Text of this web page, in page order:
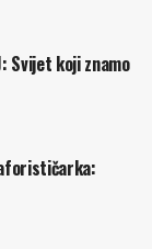
Svijet koji znamo